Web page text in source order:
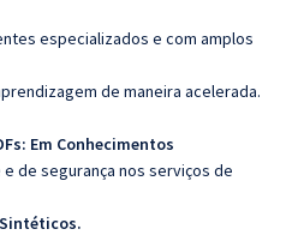
especializados e com amplos
de maneira acelerada.
Em Conhecimentos
de segurança nos serviços de